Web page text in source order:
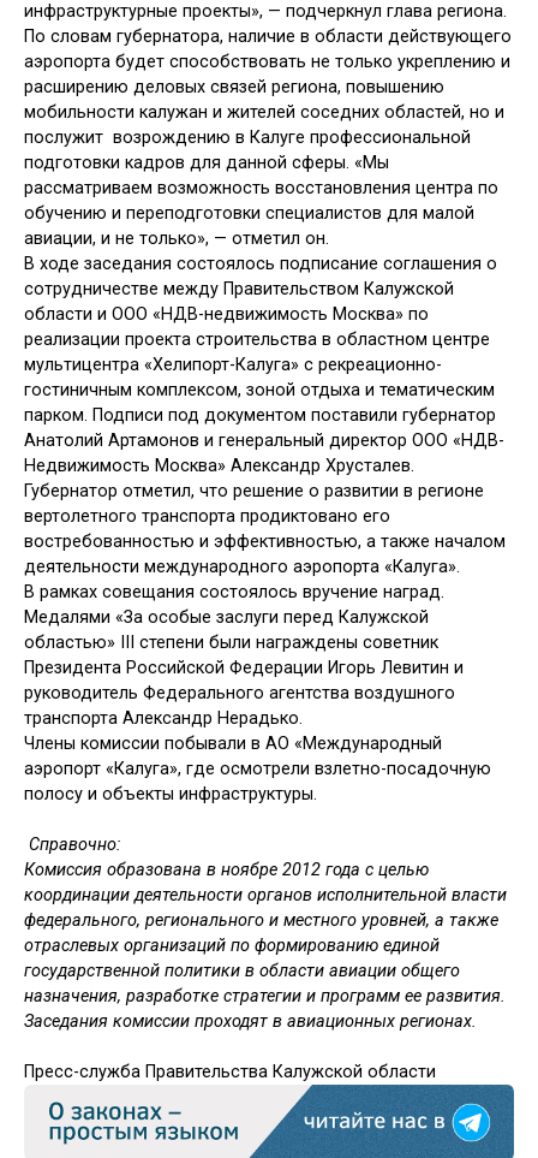
инфраструктурные проекты», — подчеркнул глава региона.
По словам губернатора, наличие в области действующего
аэропорта будет способствовать не только укреплению и
расширению деловых связей региона, повышению
мобильности калужан и жителей соседних областей, но и
послужит возрождению в Калуге профессиональной
подготовки кадров для данной сферы. «Мы
рассматриваем возможность восстановления центра по
обучению и переподготовки специалистов для малой
авиации, и не только», — отметил он.
В ходе заседания состоялось подписание соглашения о
сотрудничестве между Правительством Калужской
области и ООО «НДВ-недвижимость Москва» по
реализации проекта строительства в областном центре
мультицентра «Хелипорт-Калуга» с рекреационно-
гостиничным комплексом, зоной отдыха и тематическим
парком. Подписи под документом поставили губернатор
Анатолий Артамонов и генеральный директор ООО «НДВ-
Недвижимость Москва» Александр Хрусталев.
Губернатор отметил, что решение о развитии в регионе
вертолетного транспорта продиктовано его
востребованностью и эффективностью, а также началом
деятельности международного аэропорта «Калуга».
В рамках совещания состоялось вручение наград.
Медалями «За особые заслуги перед Калужской
областью» III степени были награждены советник
Президента Российской Федерации Игорь Левитин и
руководитель Федерального агентства воздушного
транспорта Александр Нерадько.
Члены комиссии побывали в АО «Международный
аэропорт «Калуга», где осмотрели взлетно-посадочную
полосу и объекты инфраструктуры.
Справочно:
Комиссия образована в ноябре 2012 года с целью
координации деятельности органов исполнительной власти
федерального, регионального и местного уровней, а также
отраслевых организаций по формированию единой
государственной политики в области авиации общего
назначения, разработке стратегии и программ ее развития.
Заседания комиссии проходят в авиационных регионах.
Пресс-служба Правительства Калужской области